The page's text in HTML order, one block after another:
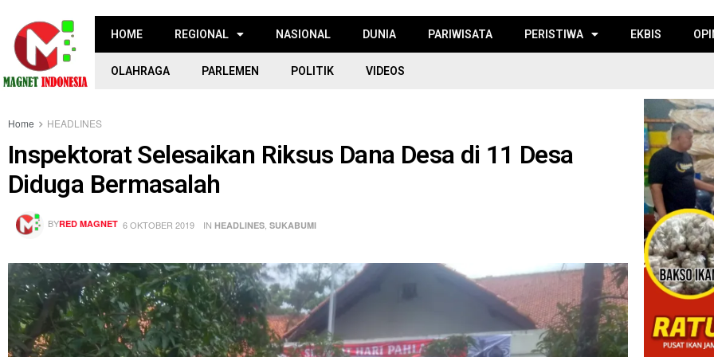
HOME REGIONAL NASIONAL DUNIA PARIWISATA PERISTIWA EKBIS
OLAHRAGA PARLEMEN POLITIK VIDEOS
Home HEADLINES
Inspektorat Selesaikan Riksus Dana Desa di 11 Desa
Diduga Bermasalah
BYRED MAGNET 6 OKTOBER 2019 IN HEADLINES, SUKABUMI